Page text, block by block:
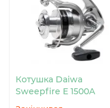
Котушка Daiwa
Sweepfire E 1500A